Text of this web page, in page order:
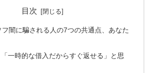
目次
フ闇に騙される人の7つの共通点、あなた
一時的な借入だからすぐ返せる」と思